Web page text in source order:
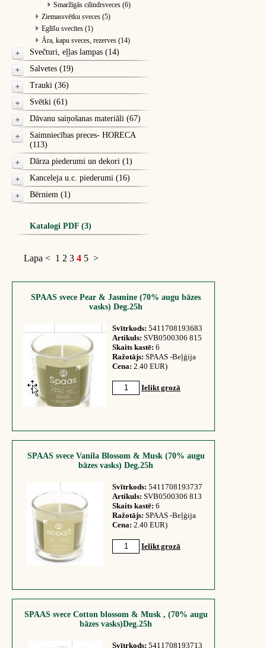
Smaržīgās cilindrsveces (6)
Ziemassvētku sveces (5)
Eglīšu svecītes (1)
Āra, kapu sveces, rezerves (14)
Svečturi, eļļas lampas (14)
Salvetes (19)
Trauki (36)
Svētki (61)
Dāvanu saiņošanas materiāli (67)
Saimniecības preces- HORECA
(113)
Dārza piederumi un dekori (1)
Kanceleja u.c. piederumi (16)
Bērniem (1)
Katalogi PDF (3)
Lapa < 1 2 3 4 5 >
SPAAS svece Pear & Jasmine (70% augu bāzes
vasks) Deg.25h
Svītrkods: 5411708193683
Artikuls: SVB0500306 815
Skaits kastē: 6
Ražotājs: SPAAS -Beļģija
Cena: 2.40 EUR)
Ielikt grozā
SPAAS svece Vanila Blossom & Musk (70% augu
bāzes vasks) Deg.25h
Svītrkods: 5411708193737
Artikuls: SVB0500306 813
Skaits kastē: 6
Ražotājs: SPAAS -Beļģija
Cena: 2.40 EUR)
Ielikt grozā
SPAAS svece Cotton blossom & Musk , (70% augu
bāzes vasks)Deg.25h
Svītrkods: 5411708193713